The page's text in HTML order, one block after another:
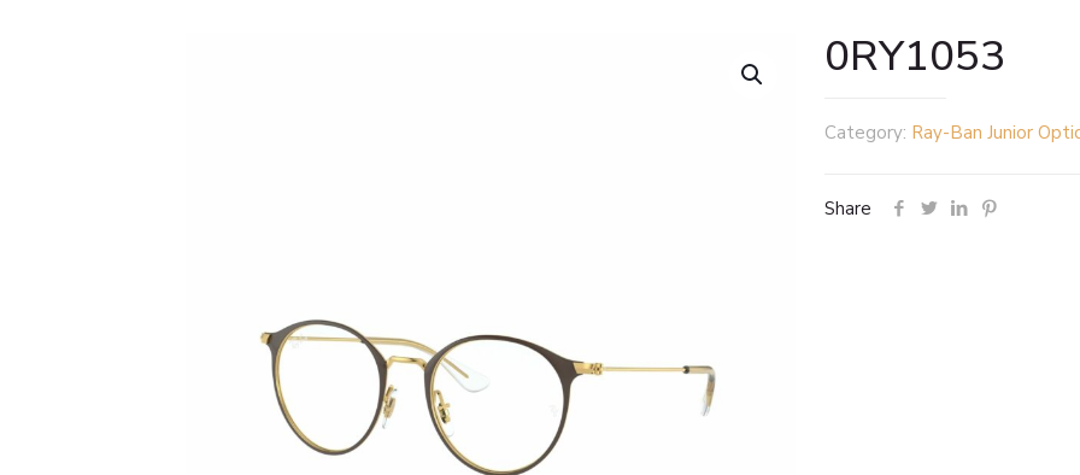
0RY1053
Category: Ray-Ban Junior
Share